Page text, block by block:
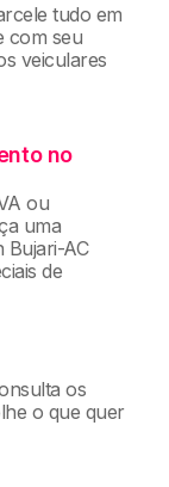
tudo em
com seu
veiculares
no
ou
uma
Bujari-AC
de
os
o que quer